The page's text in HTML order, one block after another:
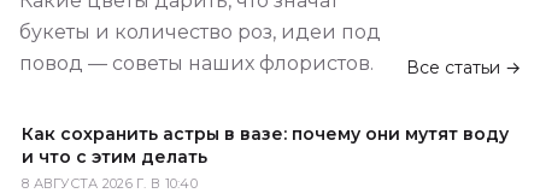
букеты и количество роз, идеи под
повод — советы наших флористов.
Все статьи →
Как сохранить астры в вазе: почему они мутят воду
и что с этим делать
8 АВГУСТА 2026 Г. В 10:40